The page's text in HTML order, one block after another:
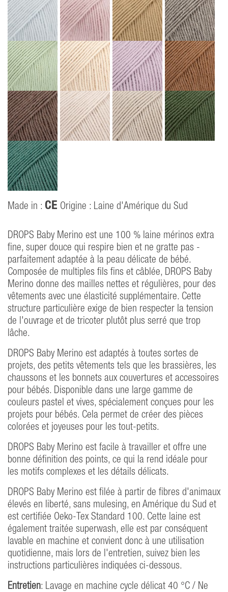
Made in : CE Origine : Laine d'Amérique du Sud
DROPS Baby Merino est une 100 % laine mérinos extra
fine, super douce qui respire bien et ne gratte pas -
parfaitement adaptée à la peau délicate de bébé.
Composée de multiples fils fins et câblée, DROPS Baby
Merino donne des mailles nettes et régulières, pour des
vêtements avec une élasticité supplémentaire. Cette
structure particulière exige de bien respecter la tension
de l'ouvrage et de tricoter plutôt plus serré que trop
lâche.
DROPS Baby Merino est adaptés à toutes sortes de
projets, des petits vêtements tels que les brassières, les
chaussons et les bonnets aux couvertures et accessoires
pour bébés. Disponible dans une large gamme de
couleurs pastel et vives, spécialement conçues pour les
projets pour bébés. Cela permet de créer des pièces
colorées et joyeuses pour les tout-petits.
DROPS Baby Merino est facile à travailler et offre une
bonne définition des points, ce qui la rend idéale pour
les motifs complexes et les détails délicats.
DROPS Baby Merino est filée à partir de fibres d'animaux
élevés en liberté, sans mulesing, en Amérique du Sud et
est certifiée Oeko-Tex Standard 100. Cette laine est
également traitée superwash, elle est par conséquent
lavable en machine et convient donc à une utilisation
quotidienne, mais lors de l'entretien, suivez bien les
instructions particulières indiquées ci-dessous.
Entretien: Lavage en machine cycle délicat 40 °C / Ne